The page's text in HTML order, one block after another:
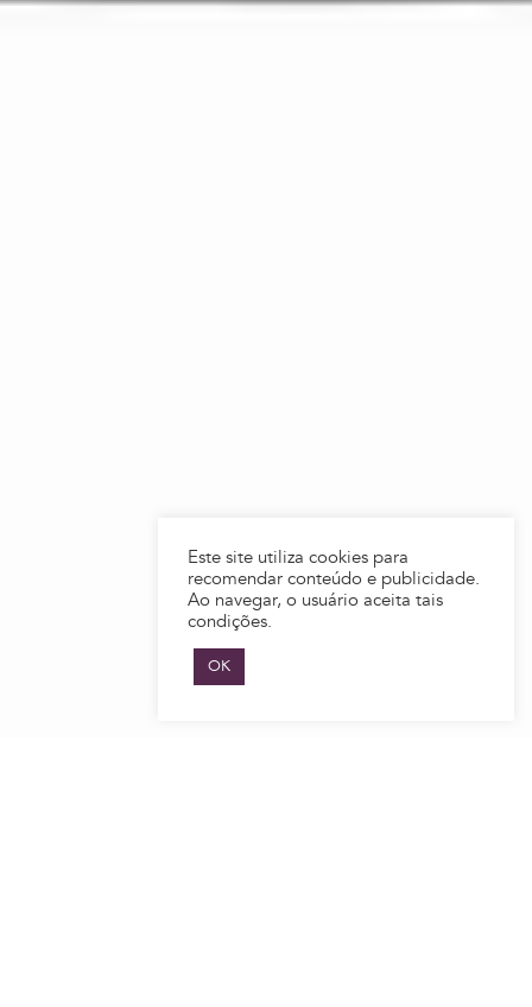
Este site utiliza cookies para
recomendar conteúdo e publicidade.
Ao navegar, o usuário aceita tais
condições.
OK